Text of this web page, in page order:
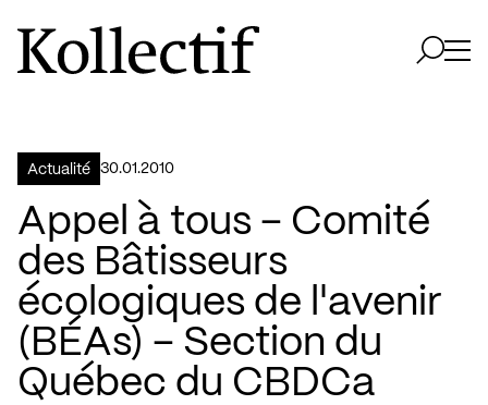
Aller à la page d'accueil
Logo Kollectif
Actualité 30.01.2010
Appel à tous – Comité
des Bâtisseurs
écologiques de l'avenir
(BÉAs) – Section du
Québec du CBDCa